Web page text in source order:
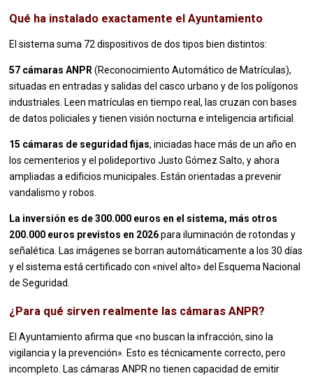
Qué ha instalado exactamente el Ayuntamiento
El sistema suma 72 dispositivos de dos tipos bien distintos:
57 cámaras ANPR(Reconocimiento Automático de Matrículas),
situadas en entradas y salidas del casco urbano y de los polígonos
industriales. Leen matrículas en tiempo real, las cruzan con bases
de datos policiales y tienen visión nocturna e inteligencia artificial.
15 cámaras de seguridad fijas, iniciadas hace más de un año en
los cementerios y el polideportivo Justo Gómez Salto, y ahora
ampliadas a edificios municipales. Están orientadas a prevenir
vandalismo y robos.
La inversión es de 300.000 euros en el sistema, más otros
200.000 euros previstos en 2026para iluminación de rotondas y
señalética. Las imágenes se borran automáticamente a los 30 días
y el sistema está certificado con «nivel alto» del Esquema Nacional
de Seguridad.
¿Para qué sirven realmente las cámaras ANPR?
El Ayuntamiento afirma que «no buscan la infracción, sino la
vigilancia y la prevención». Esto es técnicamente correcto, pero
incompleto. Las cámaras ANPR no tienen capacidad de emitir